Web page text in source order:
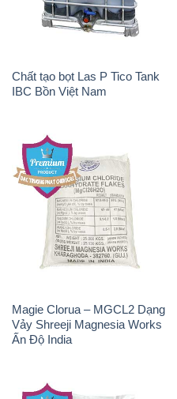
Chất tạo bọt Las P Tico Tank
IBC Bồn Việt Nam
Magie Clorua – MGCL2 Dạng
Vảy Shreeji Magnesia Works
Ấn Độ India